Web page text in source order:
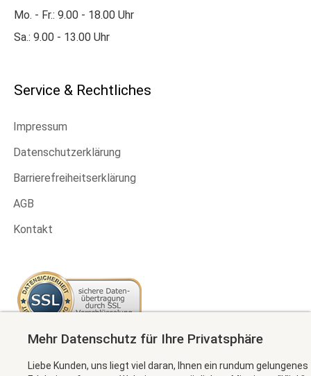
Mo. - Fr.: 9.00 - 18.00 Uhr
Sa.: 9.00 - 13.00 Uhr
Service & Rechtliches
Impressum
Datenschutzerklärung
Barrierefreiheitserklärung
AGB
Kontakt
Newsletter abonnieren
Mehr Datenschutz für Ihre Privatsphäre
Liebe Kunden, uns liegt viel daran, Ihnen ein rundum gelungenes